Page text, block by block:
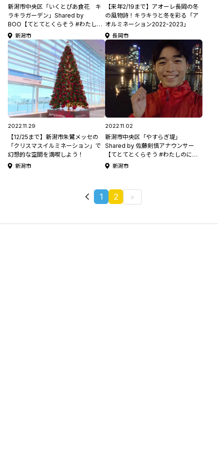
新潟市中央区「いくとぴあ食花 キ
ラキラガーデン」Shared by
BOO【てとてとくらそう #わたしの
にいがたシェアします】#35
新潟市
【来年2/19まで】アオーレ長岡の冬
の風物詩！キラキラと冬を彩る「ア
オルミネーション2022-2023」
長岡市
2022.11.29
【12/25まで】新潟市朱鷺メッセの
「クリスマスイルミネーション」で
幻想的な空間を満喫しよう！
新潟市
2022.11.02
新潟市中央区「やすらぎ堤」
Shared by 佐藤剣慎アナウンサー
【てとてとくらそう #わたしのにい
がたシェアします】#29
新潟市
1 2